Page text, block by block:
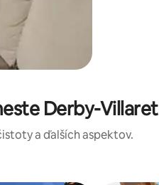
Derby-Villaret
a ďalších aspektov.